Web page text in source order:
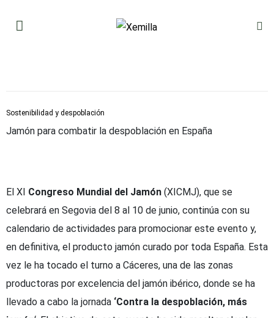
Sostenibilidad y despoblación
Jamón para combatir la despoblación en España
El XI Congreso Mundial del Jamón (XICMJ), que se
celebrará en Segovia del 8 al 10 de junio, continúa con su
calendario de actividades para promocionar este evento y,
en definitiva, el producto jamón curado por toda España. Esta
vez le ha tocado el turno a Cáceres, una de las zonas
productoras por excelencia del jamón ibérico, donde se ha
llevado a cabo la jornada ‘Contra la despoblación, más